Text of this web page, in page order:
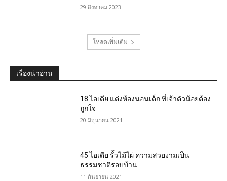
29 สิงหาคม 2023
โหลดเพิ่มเติม
เรื่องน่าอ่าน
18 ไอเดีย แต่งห้องนอนเด็ก ที่เจ้าตัวน้อยต้อง
ถูกใจ
20 มิถุนายน 2021
45 ไอเดีย รั้วไม้ไผ่ ความสวยงามเป็น
ธรรมชาติรอบบ้าน
11 กันยายน 2021